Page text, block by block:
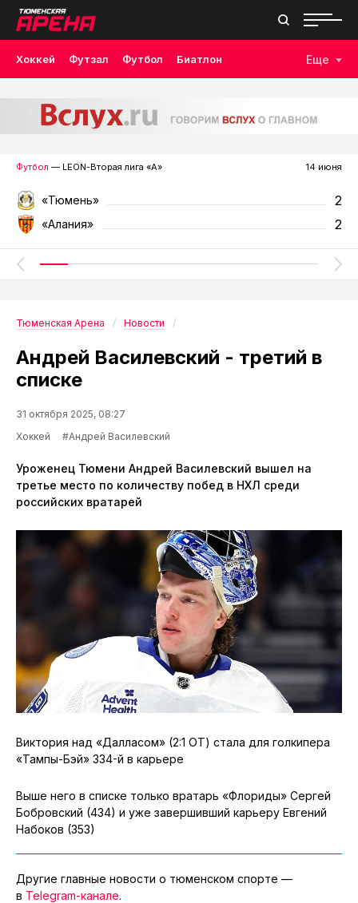
Хоккей Футзал Футбол Биатлон Еще
Футбол — LEON-Вторая лига «А» 14 июня
«Тюмень» 2
«Алания» 2
Тюменская Арена Новости
Андрей Василевский - третий в
списке
31 октября 2025, 08:27
Хоккей
#Андрей Василевский
Уроженец Тюмени Андрей Василевский вышел на
третье место по количеству побед в НХЛ среди
российских вратарей
Виктория над «Далласом» (2:1 ОТ) стала для голкипера
«Тампы-Бэй» 334-й в карьере
Выше него в списке только вратарь «Флориды» Сергей
Бобровский (434) и уже завершивший карьеру Евгений
Набоков (353)
Другие главные новости о тюменском спорте —
в Telegram-канале.